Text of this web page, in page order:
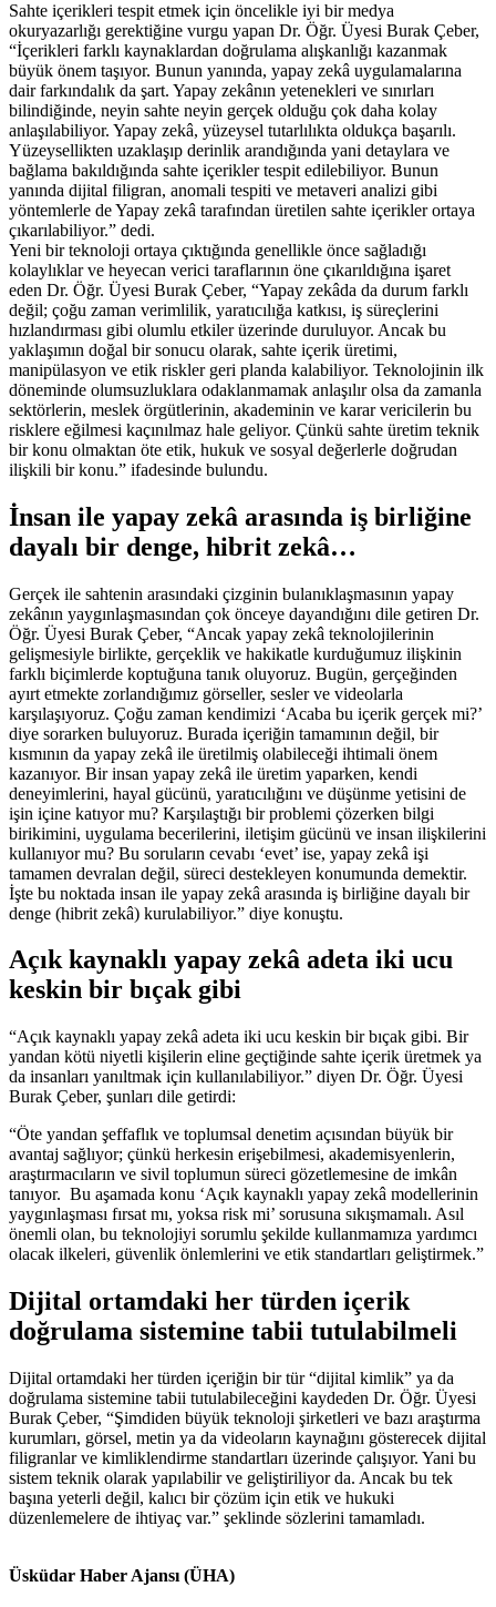
Sahte içerikleri tespit etmek için öncelikle iyi bir medya
okuryazarlığı gerektiğine vurgu yapan Dr. Öğr. Üyesi Burak Çeber,
“İçerikleri farklı kaynaklardan doğrulama alışkanlığı kazanmak
büyük önem taşıyor. Bunun yanında, yapay zekâ uygulamalarına
dair farkındalık da şart. Yapay zekânın yetenekleri ve sınırları
bilindiğinde, neyin sahte neyin gerçek olduğu çok daha kolay
anlaşılabiliyor. Yapay zekâ, yüzeysel tutarlılıkta oldukça başarılı.
Yüzeysellikten uzaklaşıp derinlik arandığında yani detaylara ve
bağlama bakıldığında sahte içerikler tespit edilebiliyor. Bunun
yanında dijital filigran, anomali tespiti ve metaveri analizi gibi
yöntemlerle de Yapay zekâ tarafından üretilen sahte içerikler ortaya
çıkarılabiliyor.” dedi.
Yeni bir teknoloji ortaya çıktığında genellikle önce sağladığı
kolaylıklar ve heyecan verici taraflarının öne çıkarıldığına işaret
eden Dr. Öğr. Üyesi Burak Çeber, “Yapay zekâda da durum farklı
değil; çoğu zaman verimlilik, yaratıcılığa katkısı, iş süreçlerini
hızlandırması gibi olumlu etkiler üzerinde duruluyor. Ancak bu
yaklaşımın doğal bir sonucu olarak, sahte içerik üretimi,
manipülasyon ve etik riskler geri planda kalabiliyor. Teknolojinin ilk
döneminde olumsuzluklara odaklanmamak anlaşılır olsa da zamanla
sektörlerin, meslek örgütlerinin, akademinin ve karar vericilerin bu
risklere eğilmesi kaçınılmaz hale geliyor. Çünkü sahte üretim teknik
bir konu olmaktan öte etik, hukuk ve sosyal değerlerle doğrudan
ilişkili bir konu.” ifadesinde bulundu.
İnsan ile yapay zekâ arasında iş birliğine
dayalı bir denge, hibrit zekâ…
Gerçek ile sahtenin arasındaki çizginin bulanıklaşmasının yapay
zekânın yaygınlaşmasından çok önceye dayandığını dile getiren Dr.
Öğr. Üyesi Burak Çeber, “Ancak yapay zekâ teknolojilerinin
gelişmesiyle birlikte, gerçeklik ve hakikatle kurduğumuz ilişkinin
farklı biçimlerde koptuğuna tanık oluyoruz. Bugün, gerçeğinden
ayırt etmekte zorlandığımız görseller, sesler ve videolarla
karşılaşıyoruz. Çoğu zaman kendimizi ‘Acaba bu içerik gerçek mi?’
diye sorarken buluyoruz. Burada içeriğin tamamının değil, bir
kısmının da yapay zekâ ile üretilmiş olabileceği ihtimali önem
kazanıyor. Bir insan yapay zekâ ile üretim yaparken, kendi
deneyimlerini, hayal gücünü, yaratıcılığını ve düşünme yetisini de
işin içine katıyor mu? Karşılaştığı bir problemi çözerken bilgi
birikimini, uygulama becerilerini, iletişim gücünü ve insan ilişkilerini
kullanıyor mu? Bu soruların cevabı ‘evet’ ise, yapay zekâ işi
tamamen devralan değil, süreci destekleyen konumunda demektir.
İşte bu noktada insan ile yapay zekâ arasında iş birliğine dayalı bir
denge (hibrit zekâ) kurulabiliyor.” diye konuştu.
Açık kaynaklı yapay zekâ adeta iki ucu
keskin bir bıçak gibi
“Açık kaynaklı yapay zekâ adeta iki ucu keskin bir bıçak gibi. Bir
yandan kötü niyetli kişilerin eline geçtiğinde sahte içerik üretmek ya
da insanları yanıltmak için kullanılabiliyor.” diyen Dr. Öğr. Üyesi
Burak Çeber, şunları dile getirdi:
“Öte yandan şeffaflık ve toplumsal denetim açısından büyük bir
avantaj sağlıyor; çünkü herkesin erişebilmesi, akademisyenlerin,
araştırmacıların ve sivil toplumun süreci gözetlemesine de imkân
tanıyor. Bu aşamada konu ‘Açık kaynaklı yapay zekâ modellerinin
yaygınlaşması fırsat mı, yoksa risk mi’ sorusuna sıkışmamalı. Asıl
önemli olan, bu teknolojiyi sorumlu şekilde kullanmamıza yardımcı
olacak ilkeleri, güvenlik önlemlerini ve etik standartları geliştirmek.”
Dijital ortamdaki her türden içerik
doğrulama sistemine tabii tutulabilmeli
Dijital ortamdaki her türden içeriğin bir tür “dijital kimlik” ya da
doğrulama sistemine tabii tutulabileceğini kaydeden Dr. Öğr. Üyesi
Burak Çeber, “Şimdiden büyük teknoloji şirketleri ve bazı araştırma
kurumları, görsel, metin ya da videoların kaynağını gösterecek dijital
filigranlar ve kimliklendirme standartları üzerinde çalışıyor. Yani bu
sistem teknik olarak yapılabilir ve geliştiriliyor da. Ancak bu tek
başına yeterli değil, kalıcı bir çözüm için etik ve hukuki
düzenlemelere de ihtiyaç var.” şeklinde sözlerini tamamladı.
Üsküdar Haber Ajansı (ÜHA)